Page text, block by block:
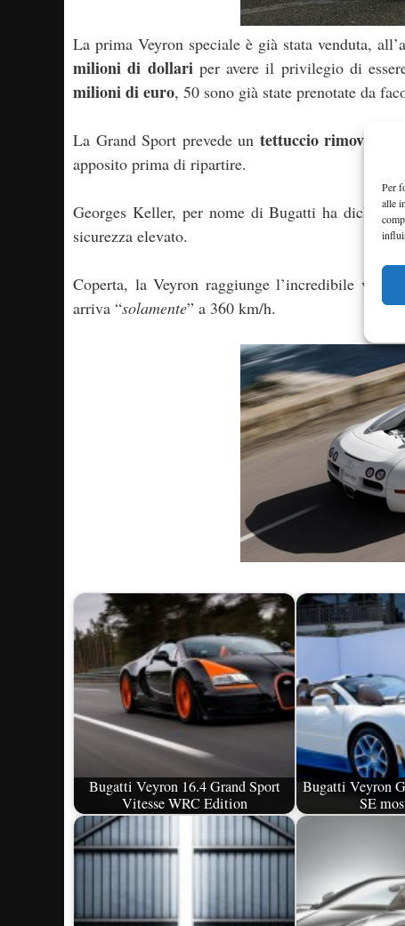
Per
alle
La prima Veyron speciale è già stata venduta,
milioni di dollariper avere il privilegio di
milioni di euro, 50 sono già state prenotate da
La Grand Sport prevede un tettuccio rimovibile a
apposito prima di ripartire.
Georges Keller, per nome di Bugatti ha
sicurezza elevato.
Coperta, la Veyron raggiunge l’incredibile
arriva “solamente” a 360 km/h.
Bugatti Veyron 16.4 Grand Sport
Vitesse WRC Edition
Bugatti Veyron
SE